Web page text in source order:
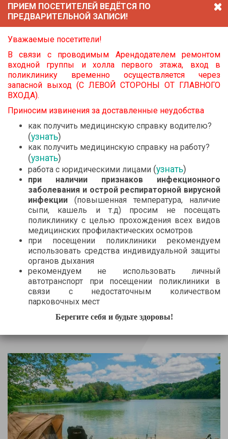
02.07.2026
Цена спешки - жизнь!
01.07.2026
График в рабочие и праздничные дни в июле
ПРИЕМ ПОСЕТИТЕЛЕЙ ВЕДЁТСЯ ПО
ПРЕДВАРИТЕЛЬНОЙ ЗАПИСИ!
Уважаемые посетители!
В связи с проводимым Арендодателем ремонтом
входной группы и холла первого этажа, вход в
поликлинику временно осуществляется через
запасной выход (С ЛЕВОЙ СТОРОНЫ ОТ ГЛАВНОГО
ВХОДА).
Приносим извинения за доставленные неудобства
как получить медицинскую справку водителю?
(узнать)
как получить медицинскую справку на работу?
(узнать)
работа с юридическими лицами (узнать)
при наличии признаков инфекционного
заболевания и острой респираторной вирусной
инфекции (повышенная температура, наличие
сыпи, кашель и т.д) просим не посещать
поликлинику с целью прохождения всех видов
медицинских профилактических осмотров
при посещении поликлиники рекомендуем
использовать средства индивидуальной защиты
органов дыхания
рекомендуем не использовать личный
автотранспорт при посещении поликлиники в
связи с недостаточным количеством
парковочных мест
Берегите себя и будьте здоровы!